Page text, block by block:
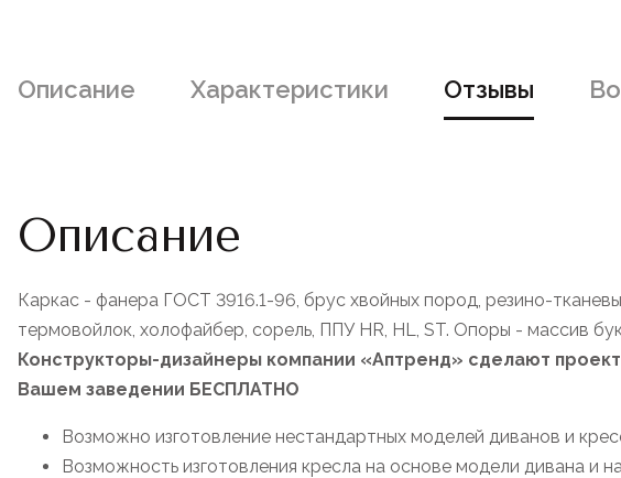
Описание Характеристики Отзывы
Описание
Каркас - фанера ГОСТ 3916.1-96, брус хвойных пород, резино-
термовойлок, холофайбер, сорель, ППУ HR, HL, ST. Опоры - массив
Конструкторы-дизайнеры компании «Аптренд» сделают
Вашем заведении БЕСПЛАТНО
Возможно изготовление нестандартных моделей диванов и
Возможность изготовления кресла на основе модели дивана и